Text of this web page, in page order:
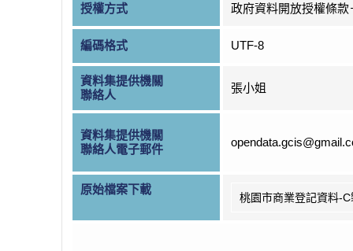
授權方式 政府資料開放授權條款
編碼格式 UTF-8
資料集提供機關
聯絡人
張小姐
資料集提供機關
聯絡人電子郵件
原始檔案下載
桃園市商業登記資料-